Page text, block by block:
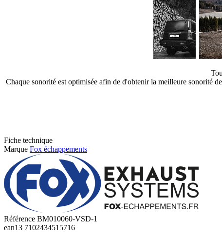
Chaque sonorité est optimisée afin de d'obtenir la meilleure sonorité
Fiche technique
Marque Fox échappements
Référence BM010060-VSD-1
ean13 7102434515716